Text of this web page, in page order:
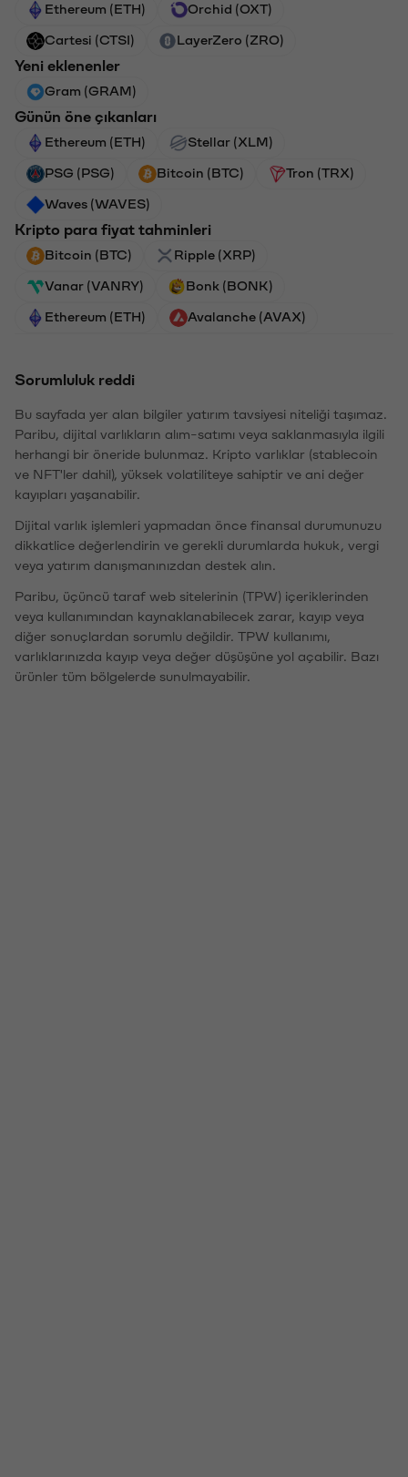
Ethereum (ETH) Orchid (OXT)
Cartesi (CTSI) LayerZero (ZRO)
Yeni eklenenler
Gram (GRAM)
Günün öne çıkanları
Ethereum (ETH) Stellar (XLM)
PSG (PSG) Bitcoin (BTC) Tron (TRX)
Waves (WAVES)
Kripto para fiyat tahminleri
Bitcoin (BTC) Ripple (XRP)
Vanar (VANRY) Bonk (BONK)
Ethereum (ETH) Avalanche (AVAX)
Sorumluluk reddi
Bu sayfada yer alan bilgiler yatırım tavsiyesi niteliği taşımaz.
Paribu, dijital varlıkların alım-satımı veya saklanmasıyla ilgili
herhangi bir öneride bulunmaz. Kripto varlıklar (stablecoin
ve NFT'ler dahil), yüksek volatiliteye sahiptir ve ani değer
kayıpları yaşanabilir.
Dijital varlık işlemleri yapmadan önce finansal durumunuzu
dikkatlice değerlendirin ve gerekli durumlarda hukuk, vergi
veya yatırım danışmanınızdan destek alın.
Paribu, üçüncü taraf web sitelerinin (TPW) içeriklerinden
veya kullanımından kaynaklanabilecek zarar, kayıp veya
diğer sonuçlardan sorumlu değildir. TPW kullanımı,
varlıklarınızda kayıp veya değer düşüşüne yol açabilir. Bazı
ürünler tüm bölgelerde sunulmayabilir.